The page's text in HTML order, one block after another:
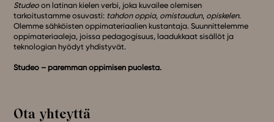
Studeo on latinan kielen verbi, joka kuvailee olemisen
tarkoitustamme osuvasti: tahdon oppia, omistaudun, opiskelen.
Olemme sähköisten oppimateriaalien kustantaja. Suunnittelemme
oppimateriaaleja, joissa pedagogisuus, laadukkaat sisällöt ja
teknologian hyödyt yhdistyvät.
Studeo – paremman oppimisen puolesta.
Ota yhteyttä